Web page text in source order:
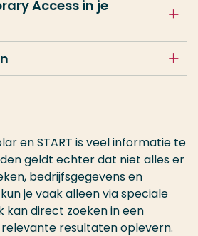
Access in je
enSTART is veel informatie te
geldt echter dat niet alles er
bedrijfsgegevens en
je vaak alleen via speciale
kan direct zoeken in een
resultaten oplevern.